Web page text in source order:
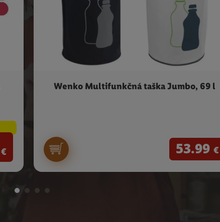
€
Wenko Multifunkčná taška Jumbo, 69 l
53.99 €